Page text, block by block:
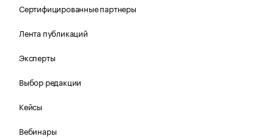
Сертифицированные партнеры
Лента публикаций
Эксперты
Выбор редакции
Кейсы
Вебинары